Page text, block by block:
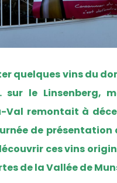
quelques vins du
sur le Linsenberg,
Val remontait à
de
ces vins
de la Vallée de